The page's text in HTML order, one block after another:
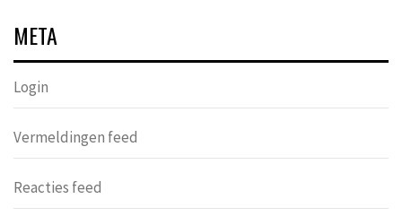
META
Login
Vermeldingen feed
Reacties feed